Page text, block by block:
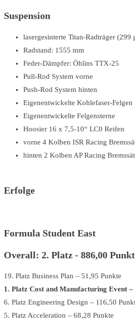
Suspension
lasergesinterte Titan-Radträger (299
Radstand: 1555 mm
Feder-Dämpfer: Öhlins TTX-25
Pull-Rod System vorne
Push-Rod System hinten
Eigenentwickelte Kohlefaser-Felgen
Eigenentwickelte Felgensterne
Hoosier 16 x 7,5-10“ LC0 Reifen
vorne 4 Kolben ISR Racing
hinten 2 Kolben AP Racing
Erfolge
Formula Student East
Overall: 2. Platz - 886,00
19. Platz Business Plan – 51,95 Punkte
1. Platz Cost and Manufacturing Event –
6. Platz Engineering Design – 116,50
5. Platz Acceleration – 68,28 Punkte